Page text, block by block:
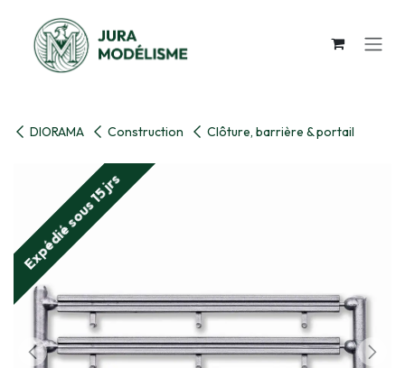
DIORAMA Construction Clôture, barrière & portail
Expédié sous 15 jrs